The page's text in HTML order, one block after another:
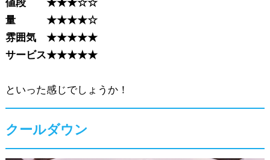
値段 ★★★☆☆
量 ★★★★☆
雰囲気 ★★★★★
サービス★★★★★
といった感じでしょうか！
クールダウン